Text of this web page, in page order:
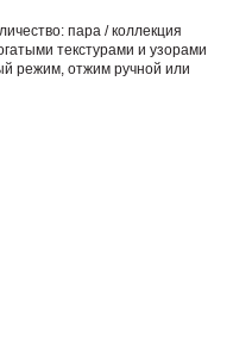
пара / коллекция
текстурами и узорами
режим, отжим ручной или